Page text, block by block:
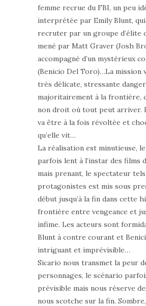
femme recrue du FBI, un peu
interprétée par Emily Blunt,
recruter par un groupe d’élite
mené par Matt Graver (Josh
accompagné d’un mystérieux
(Benicio Del Toro)…La mission
très délicate, stressante
majoritairement à la frontière,
non droit où tout peut arriver.
va être à la fois révoltée et
qu’elle vit…
La réalisation est minutieuse,
parfois lent à l’instar des films
mais prenant, le spectateur
protagonistes est mis sous
début jusqu’à la fin dans cette
frontière entre vengeance et
infime. Les acteurs sont
Blunt à contre courant et
intriguant et imprévisible…
Sicario nous transmet la peur
personnages, le scénario
prévisible mais nous réserve
nous scotche sur la fin.